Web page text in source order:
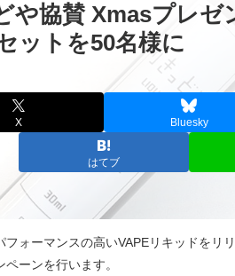
や協賛 Xmasプレ
ットを50名様に
X Bluesky
はてブ
フォーマンスの高いVAPEリキッドをリ
ペーンを行います。